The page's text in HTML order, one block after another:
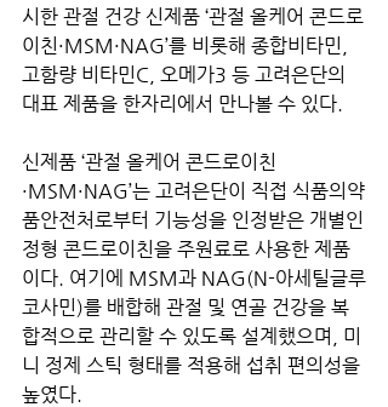
시한 관절 건강 신제품 ‘관절 올케어 콘드로
이친·MSM·NAG’를 비롯해 종합비타민,
고함량 비타민C, 오메가3 등 고려은단의
대표 제품을 한자리에서 만나볼 수 있다.
신제품 ‘관절 올케어 콘드로이친
·MSM·NAG’는 고려은단이 직접 식품의약
품안전처로부터 기능성을 인정받은 개별인
정형 콘드로이친을 주원료로 사용한 제품
이다. 여기에 MSM과 NAG(N-아세틸글루
코사민)를 배합해 관절 및 연골 건강을 복
합적으로 관리할 수 있도록 설계했으며, 미
니 정제 스틱 형태를 적용해 섭취 편의성을
높였다.